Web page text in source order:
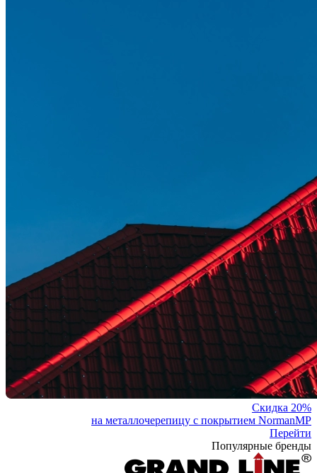
Скидка 20%
на металлочерепицу с покрытием NormanMP
Перейти
Популярные бренды